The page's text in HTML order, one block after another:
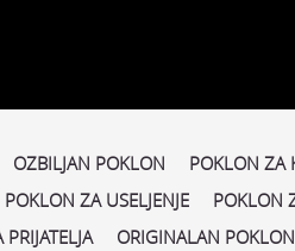
OZBILJAN POKLON POKLON ZA
POKLON ZA USELJENJE POKLON
ORIGINALAN POKLON